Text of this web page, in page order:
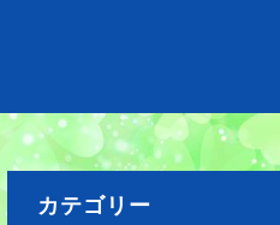
カテゴリー